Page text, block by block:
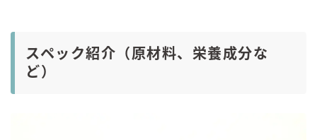
スペック紹介（原材料、栄養成分な
ど）